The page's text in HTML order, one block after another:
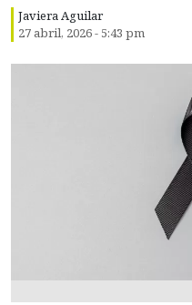
Javiera Aguilar
27 abril, 2026 - 5:43 pm